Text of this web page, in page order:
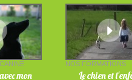
mon
NOS FORMATIONS
Le chien et